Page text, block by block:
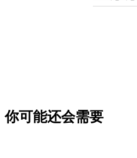
你可能还会需要